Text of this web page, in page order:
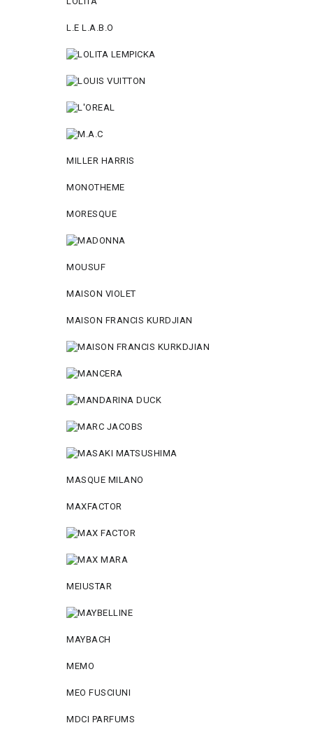
L.E L.A.B.O
MILLER HARRIS
MONOTHEME
MORESQUE
MOUSUF
MAISON VIOLET
MAISON FRANCIS KURDJIAN
MASQUE MILANO
MAXFACTOR
MEIUSTAR
MAYBACH
MEMO
MEO FUSCIUNI
MDCI PARFUMS